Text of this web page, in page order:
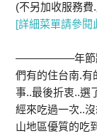
(不另加收服務
[詳細菜單請參閱
—————–年節將
們有的住台南.有
事..最後折衷..選
經來吃過一次..
山地區優質的